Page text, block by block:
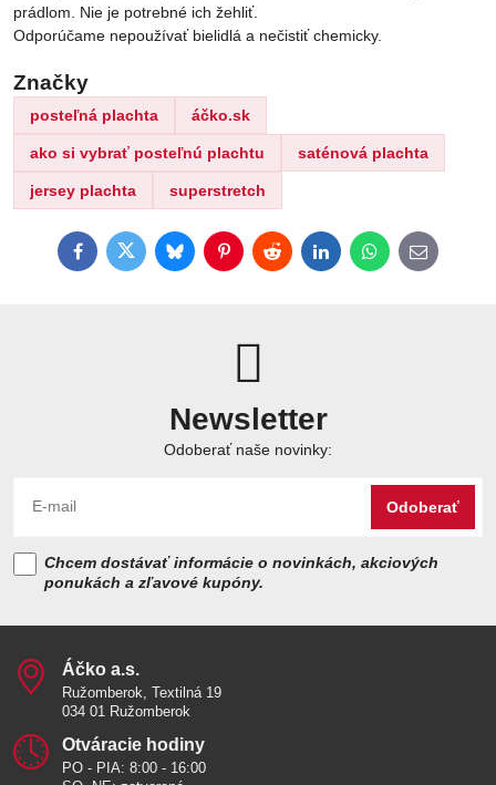
prádlom. Nie je potrebné ich žehliť.
Odporúčame nepoužívať bielidlá a nečistiť chemicky.
Značky
posteľná plachta áčko.sk
ako si vybrať posteľnú plachtu saténová plachta
jersey plachta superstretch
FacebookTwitterBlueskyPinterestRedditLinkedInWhatsApp
E-
mail
Newsletter
Odoberať naše novinky:
Odoberať
Chcem dostávať informácie o novinkách, akciových
ponukách a zľavové kupóny.
Áčko a​.s​.
Ružomberok, Textilná 19
034 01 Ružomberok
Otváracie hodiny
PO - PIA: 8:00 - 16:00